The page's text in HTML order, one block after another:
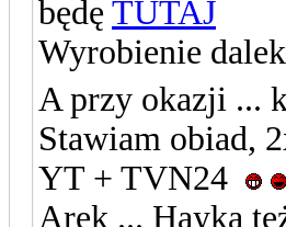
będę TUTAJ
Wyrobienie
A przy okazji ...
Stawiam obiad,
YT + TVN24
Arek ... Hayką